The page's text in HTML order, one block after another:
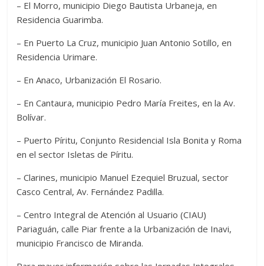
– El Morro, municipio Diego Bautista Urbaneja, en
Residencia Guarimba.
– En Puerto La Cruz, municipio Juan Antonio Sotillo, en
Residencia Urimare.
– En Anaco, Urbanización El Rosario.
– En Cantaura, municipio Pedro María Freites, en la Av.
Bolívar.
– Puerto Píritu, Conjunto Residencial Isla Bonita y Roma
en el sector Isletas de Píritu.
– Clarines, municipio Manuel Ezequiel Bruzual, sector
Casco Central, Av. Fernández Padilla.
– Centro Integral de Atención al Usuario (CIAU)
Pariaguán, calle Piar frente a la Urbanización de Inavi,
municipio Francisco de Miranda.